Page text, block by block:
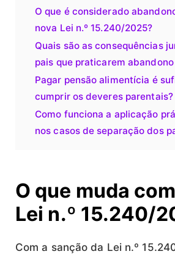
O que é considerado
nova Lei n.º 15.240/2025?
Quais são as consequências
pais que praticarem
Pagar pensão alimentícia é
cumprir os deveres parentais?
Como funciona a aplicação
nos casos de separação dos
O que muda
Lei n.º 15.240/
Com a sanção da Lei n.º